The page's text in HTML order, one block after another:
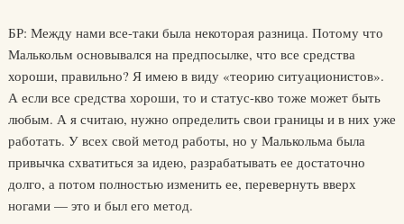
БР: Между нами все-таки была некоторая разница. Потому что
Малькольм основывался на предпосылке, что все средства
хороши, правильно? Я имею в виду «теорию ситуационистов».
А если все средства хороши, то и статус-кво тоже может быть
любым. А я считаю, нужно определить свои границы и в них уже
работать. У всех свой метод работы, но у Малькольма была
привычка схватиться за идею, разрабатывать ее достаточно
долго, а потом полностью изменить ее, перевернуть вверх
ногами — это и был его метод.